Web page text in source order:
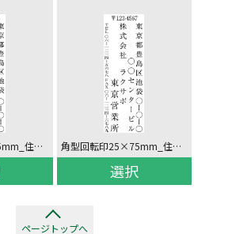
角型回転印25×75mm_住所(2行)/社名/役職氏名/電話_タテ 角型回転印25×75mm_住所(2行)/社名(2行)/電話_タテ
選択
ページトップへ